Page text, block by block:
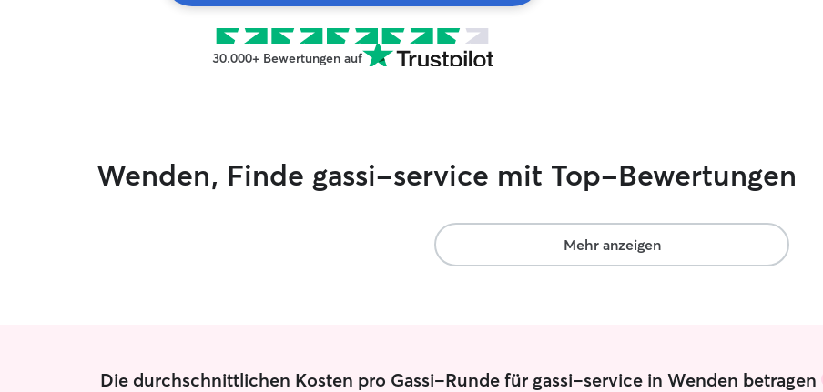
30.000+ Bewertungen auf
Wenden, Finde gassi-service mit Top-Bewertungen
Mehr anzeigen
Die durchschnittlichen Kosten pro Gassi-Runde für gassi-service in Wenden betragen